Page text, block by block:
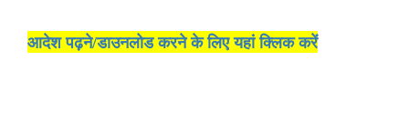
आदेश पढ़ने/डाउनलोड करने के लिए यहां क्लिक करें